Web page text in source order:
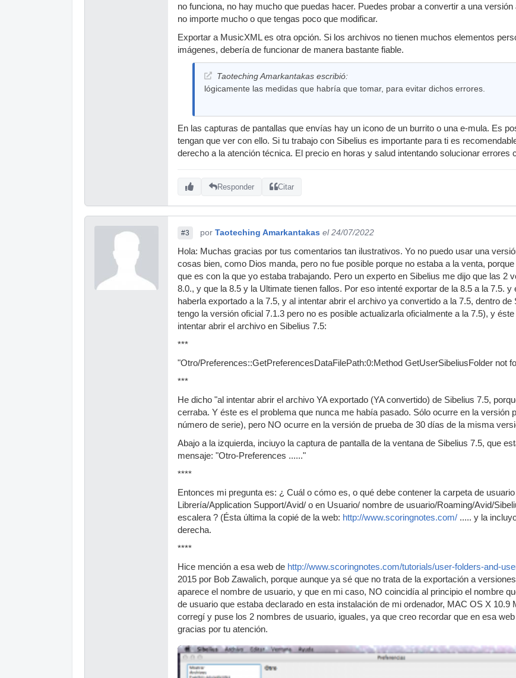
no funciona, no hay mucho que puedas hacer. Puedes probar a convertir a una
no importe mucho o que tengas poco que modificar.
Exportar a MusicXML es otra opción. Si los archivos no tienen muchos elementos
imágenes, debería de funcionar de manera bastante fiable.
Taoteching Amarkantakas escribió:
lógicamente las medidas que habría que tomar, para evitar dichos errores.
En las capturas de pantallas que envías hay un icono de un burrito o una e-mula. Es
tengan que ver con ello. Si tu trabajo con Sibelius es importante para ti es
derecho a la atención técnica. El precio en horas y salud intentando solucionar errores
Responder Citar
#3 por Taoteching Amarkantakas el 24/07/2022
Hola: Muchas gracias por tus comentarios tan ilustrativos. Yo no puedo usar una
cosas bien, como Dios manda, pero no fue posible porque no estaba a la venta,
que es con la que yo estaba trabajando. Pero un experto en Sibelius me dijo que las 2
8.0., y que la 8.5 y la Ultimate tienen fallos. Por eso intenté exportar de la 8.5 a la 7.5.
haberla exportado a la 7.5, y al intentar abrir el archivo ya convertido a la 7.5, dentro
tengo la versión oficial 7.1.3 pero no es posible actualizarla oficialmente a la 7.5), y
intentar abrir el archivo en Sibelius 7.5:
***
"Otro/Preferences::GetPreferencesDataFilePath:0:Method GetUserSibeliusFolder not
***
He dicho "al intentar abrir el archivo YA exportado (YA convertido) de Sibelius 7.5,
cerraba. Y éste es el problema que nunca me había pasado. Sólo ocurre en la versión
número de serie), pero NO ocurre en la versión de prueba de 30 días de la misma
Abajo a la izquierda, inciuyo la captura de pantalla de la ventana de Sibelius 7.5, que
mensaje: "Otro-Preferences ......"
****
Entonces mi pregunta es: ¿ Cuál o cómo es, o qué debe contener la carpeta de
Librería/Application Support/Avid/ o en Usuario/ nombre de usuario/Roaming/Avid/
escalera ? (Ésta última la copié de la web: http://www.scoringnotes.com/ ..... y la
derecha.
****
Hice mención a esa web de http://www.scoringnotes.com/tutorials/user-folders-and-
2015 por Bob Zawalich, porque aunque ya sé que no trata de la exportación a
aparece el nombre de usuario, y que en mi caso, NO coincidía al principio el nombre
de usuario que estaba declarado en esta instalación de mi ordenador, MAC OS X
corregí y puse los 2 nombres de usuario, iguales, ya que creo recordar que en esa
gracias por tu atención.